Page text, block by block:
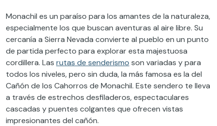
Monachil es un paraíso para los amantes de la naturaleza,
especialmente los que buscan aventuras al aire libre. Su
cercanía a Sierra Nevada convierte al pueblo en un punto
de partida perfecto para explorar esta majestuosa
cordillera. Las rutas de senderismo son variadas y para
todos los niveles, pero sin duda, la más famosa es la del
Cañón de los Cahorros de Monachil. Este sendero te lleva
a través de estrechos desfiladeros, espectaculares
cascadas y puentes colgantes que ofrecen vistas
impresionantes del cañón.